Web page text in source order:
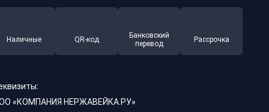
Наличные QR-код
Банковский
перевод
Рассрочка
«КОМПАНИЯ НЕРЖАВЕЙКА.РУ»